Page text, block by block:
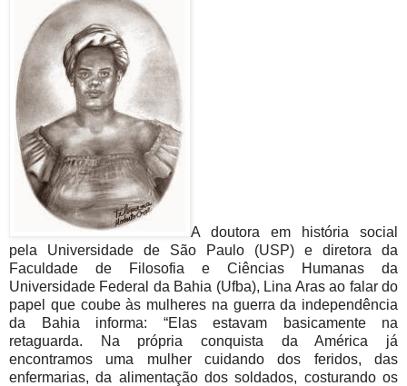
A doutora em história social
pela Universidade de São Paulo (USP) e diretora da
Faculdade de Filosofia e Ciências Humanas da
Universidade Federal da Bahia (Ufba), Lina Aras ao falar do
papel que coube às mulheres na guerra da independência
da Bahia informa: “Elas estavam basicamente na
retaguarda. Na própria conquista da América já
encontramos uma mulher cuidando dos feridos, das
enfermarias, da alimentação dos soldados, costurando os